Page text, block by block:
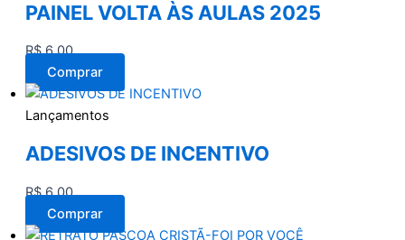
PAINEL VOLTA ÀS AULAS 2025
R$6,00
Comprar
Lançamentos
ADESIVOS DE INCENTIVO
R$6,00
Comprar